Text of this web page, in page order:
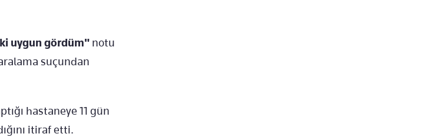
uygun gördüm" notu
suçundan
hastaneye 11 gün
itiraf etti.